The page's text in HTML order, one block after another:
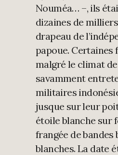
Nouméa… –, ils
dizaines de
drapeau de
papoue. Certaines
malgré le climat
savamment
militaires
jusque sur leur
étoile blanche sur
frangée de bandes
blanches. La date